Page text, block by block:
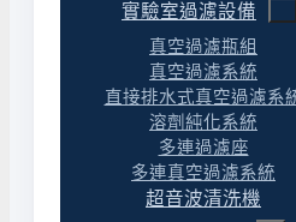
實驗室過濾設備
真空過濾瓶組
真空過濾系統
直接排水式真空過濾系
溶劑純化系統
多連過濾座
多連真空過濾系統
超音波清洗機
原拓科技超過 30 年的實
桌的視角設計、藥品分級
中學學生實驗室的
1. 安全第一：學生防護優先